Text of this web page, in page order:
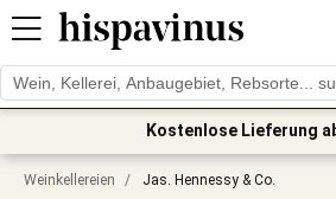
Kostenlose Lieferung
Weinkellereien / Jas. Hennessy & Co.